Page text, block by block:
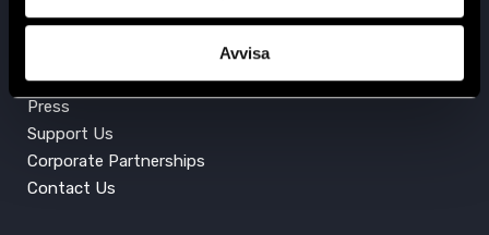
Avvisa
Press
Support Us
Corporate Partnerships
Contact Us